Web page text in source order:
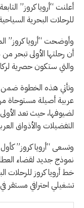
أعلنت “أرويا كروز”
للرحلات البحرية السياحية في 16 ديسمبر المقبل
وأوضحت “أرويا كروز”
أن رحلتها الأولى تبحر
والتي ستكون حصرية
وتأتي هذه الخطوة ضمن
عربية أصيلة مستوحاة
لضيوفها، حيث تعد
التفضيلات والأذواق
وتسعى “أرويا كروز”
نموذج جديد لقضاء
خط أرويا كروز للرحلات
تشغيلي احترافي مستقر